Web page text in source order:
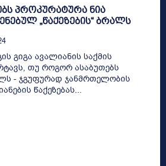
პროკურატურა ნია
„წაქეზების“ ბრალს
გიგა ავალიანის საქმის
თუ როგორ ასაბუთებს
- ჯგუფურად ჯანმრთელობის
წაქეზებას...